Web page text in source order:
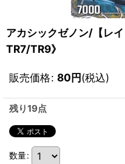
アカシックゼノン/【レ
TR7/TR9》
販売価格: 80円(税込)
残り19点
数量: